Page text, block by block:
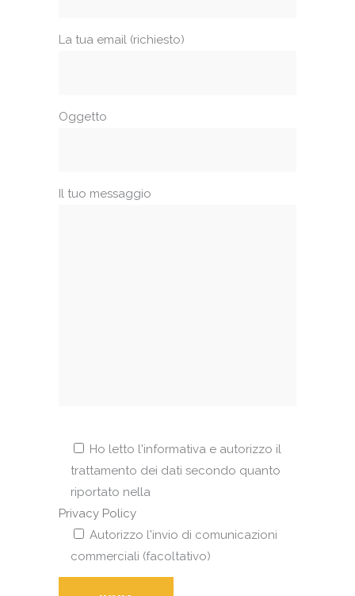
La tua email (richiesto)
Oggetto
Il tuo messaggio
Ho letto l'informativa e autorizzo il
trattamento dei dati secondo quanto
riportato nella
Privacy Policy
Autorizzo l'invio di comunicazioni
commerciali (facoltativo)